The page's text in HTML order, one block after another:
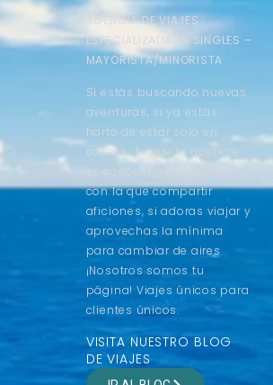
AGENCIA DE VIAJES
ESPECIALIZADA EN SINGLES –
MAYORISTA/MINORISTA
Si estás buscando nuevas
aventuras, si ya estás
harto de estar solo en
casa, si lo que te apetece
es conocer gente nueva
con la que compartir
aficiones, si adoras viajar y
aprovechas la mínima
para cambiar de aires
¡Nosotros somos tu
página! Viajes únicos para
clientes únicos.
VISITA NUESTRO BLOG
DE VIAJES